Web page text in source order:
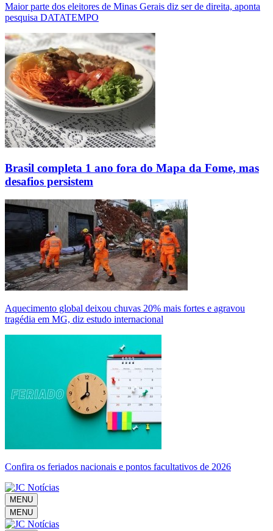
Maior parte dos eleitores de Minas Gerais diz ser de direita, aponta
pesquisa DATATEMPO
Brasil completa 1 ano fora do Mapa da Fome, mas
desafios persistem
Aquecimento global deixou chuvas 20% mais fortes e agravou
tragédia em MG, diz estudo internacional
Confira os feriados nacionais e pontos facultativos de 2026
MENU
MENU